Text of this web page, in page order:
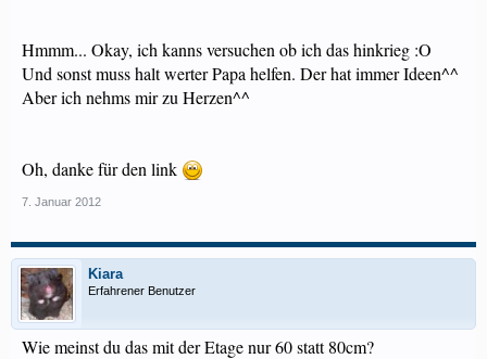
Hmmm... Okay, ich kanns versuchen ob ich das hinkrieg :O
Und sonst muss halt werter Papa helfen. Der hat immer Ideen^^
Aber ich nehms mir zu Herzen^^
Oh, danke für den link
7. Januar 2012
Kiara
Erfahrener Benutzer
Wie meinst du das mit der Etage nur 60 statt 80cm?